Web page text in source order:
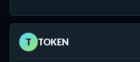
T TOKEN